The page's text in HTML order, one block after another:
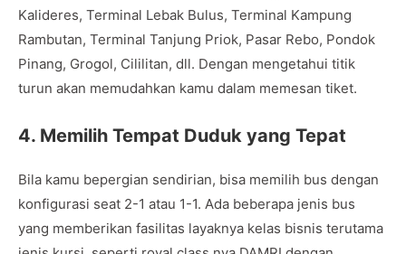
Kalideres, Terminal Lebak Bulus, Terminal Kampung
Rambutan, Terminal Tanjung Priok, Pasar Rebo, Pondok
Pinang, Grogol, Cililitan, dll. Dengan mengetahui titik
turun akan memudahkan kamu dalam memesan tiket.
4. Memilih Tempat Duduk yang Tepat
Bila kamu bepergian sendirian, bisa memilih bus dengan
konfigurasi seat 2-1 atau 1-1. Ada beberapa jenis bus
yang memberikan fasilitas layaknya kelas bisnis terutama